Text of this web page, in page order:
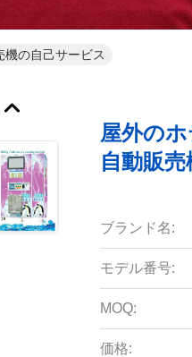
の自己サービス
屋外の
自動販
ブランド名:
モデル番号:
MOQ:
価格: